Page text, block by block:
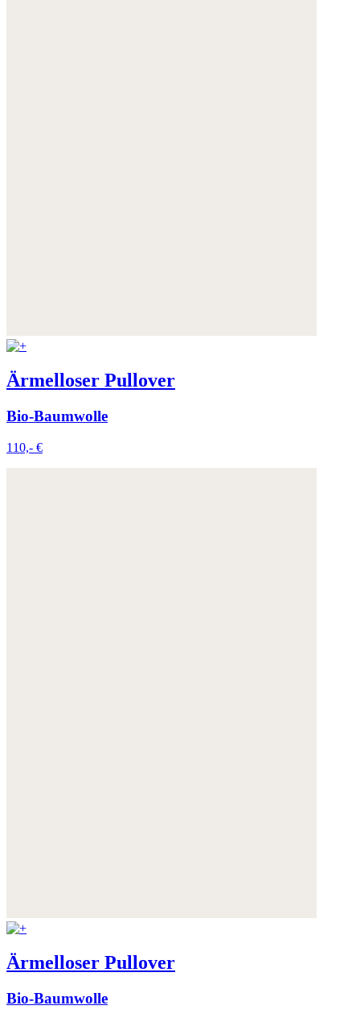
Ärmelloser Pullover
Bio-Baumwolle
110,- €
Ärmelloser Pullover
Bio-Baumwolle